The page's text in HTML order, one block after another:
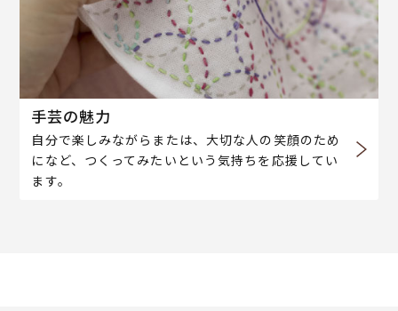
手芸の魅力
自分で楽しみながらまたは、大切な人の笑顔のため
になど、つくってみたいという気持ちを応援してい
ます。